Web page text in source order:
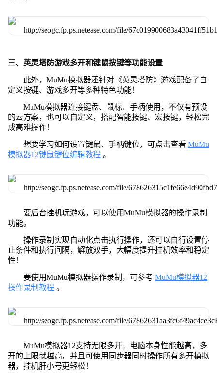
三、英灵塔防游戏多开和键鼠按键等功能设置
此外，MuMu模拟器还针对《英灵塔防》游戏配备了自
定义按键、游戏多开等多种特色功能！
MuMu模拟器连接键盘、鼠标、手柄使用，不仅有预设
的云方案，也可以自定义，搭配智能按键、宏按键，轻松完
成高难操作！
想要学习如何设置键鼠、手柄键位，可点击查看 MuMu
模拟器12键鼠键位编辑教程 。
要后台挂机玩游戏，可以使用MuMu模拟器的操作录制
功能。
操作录制实现自动化点击执行操作，还可以自行设置停
止条件和执行间隔，解放双手，大幅度提升挂机效率和稳定
性！
要使用MuMu模拟器操作录制，可参考 MuMu模拟器12
操作录制教程 。
MuMu模拟器12支持无限多开，电脑本身性能越高，多
开的上限就越高，并且可使用同步器同时操作所有多开模拟
器，挂机肝小号更轻松！